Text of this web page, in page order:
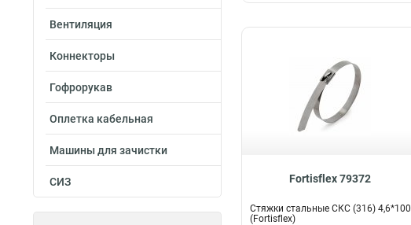
Вентиляция
Коннекторы
Гофрорукав
Оплетка кабельная
Машины для зачистки
СИЗ Fortisflex 79372
Стяжки стальные СКС (316) 4,6*100
(Fortisflex)